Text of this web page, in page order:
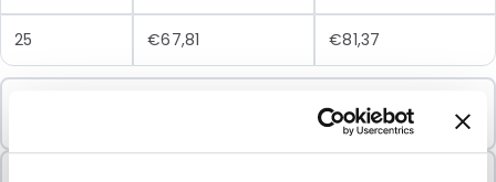
25 €67,81 €81,37